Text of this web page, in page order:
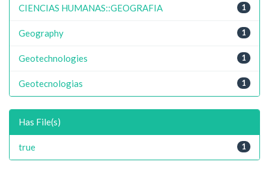
1
CIENCIAS HUMANAS::GEOGRAFIA
1
Geography
1
Geotechnologies
1
Geotecnologias
Has File(s)
1
true